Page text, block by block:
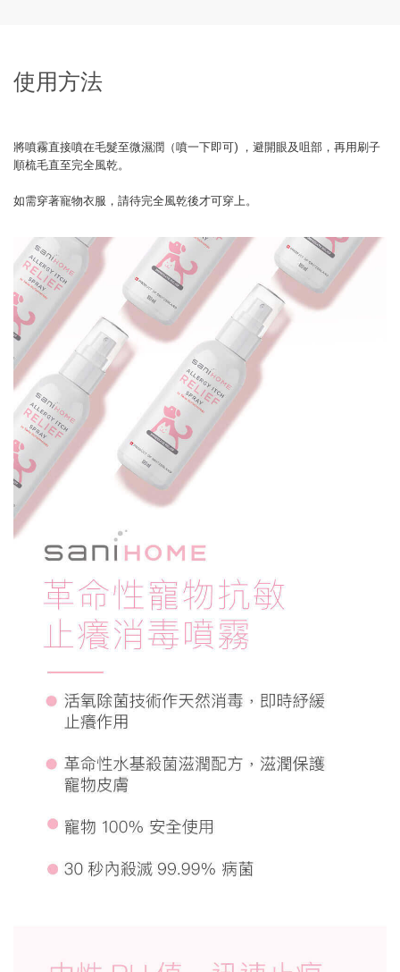
使用方法
將噴霧直接噴在毛髮至微濕潤（噴一下即可) ，避開眼及咀部，再用刷子
順梳毛直至完全風乾。
如需穿著寵物衣服，請待完全風乾後才可穿上。